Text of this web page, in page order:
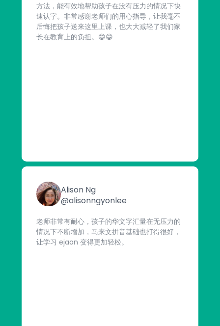
方法，能有效地帮助孩子在没有压力的情况下快
速认字。非常感谢老师们的用心指导，让我毫不
后悔把孩子送来这里上课，也大大减轻了我们家
长在教育上的负担。😁😁
Alison Ng
@alisonngyonlee
老师非常有耐心，孩子的华文字汇量在无压力的
情况下不断增加，马来文拼音基础也打得很好，
让学习 ejaan 变得更加轻松。